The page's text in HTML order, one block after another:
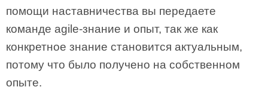
помощи наставничества вы передаете
команде agile-знание и опыт, так же как
конкретное знание становится актуальным,
потому что было получено на собственном
опыте.